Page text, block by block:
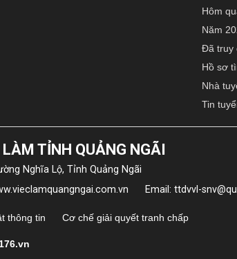
Hôm
Năm
Đã truy
Hồ sơ
Nhà
Tin
TỈNH QUẢNG NGÃI
Nghĩa Lộ, Tỉnh Quảng Ngãi
Email: ttdvvl-
thông tin Cơ chế giải quyết tranh chấp
176.vn